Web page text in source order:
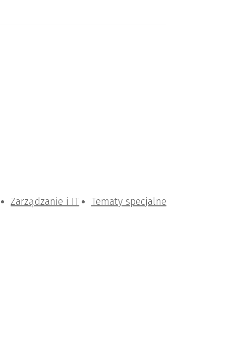
Zarządzanie i IT Tematy specjalne